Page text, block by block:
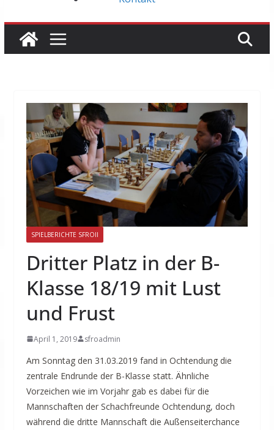
SPIELBERICHTE SFROII
Dritter Platz in der B-
Klasse 18/19 mit Lust
und Frust
April 1, 2019 sfroadmin
Am Sonntag den 31.03.2019 fand in Ochtendung die
zentrale Endrunde der B-Klasse statt. Ähnliche
Vorzeichen wie im Vorjahr gab es dabei für die
Mannschaften der Schachfreunde Ochtendung, doch
während die dritte Mannschaft die Außenseiterchance